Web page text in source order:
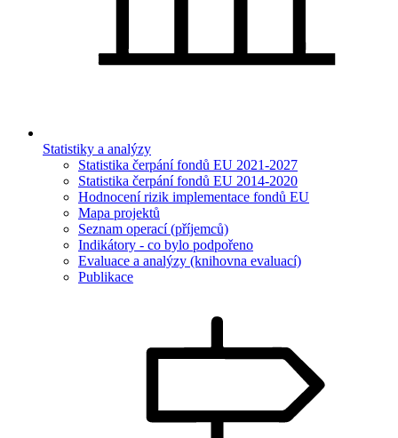
Statistiky a analýzy
Statistika čerpání fondů EU 2021-2027
Statistika čerpání fondů EU 2014-2020
Hodnocení rizik implementace fondů EU
Mapa projektů
Seznam operací (příjemců)
Indikátory - co bylo podpořeno
Evaluace a analýzy (knihovna evaluací)
Publikace